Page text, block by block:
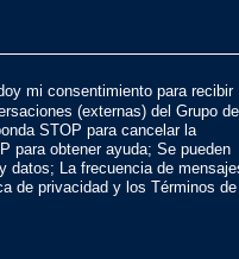
mi consentimiento para recibir
(externas) del Grupo de
STOP para cancelar la
para obtener ayuda; Se pueden
datos; La frecuencia de
de privacidad y los Términos de